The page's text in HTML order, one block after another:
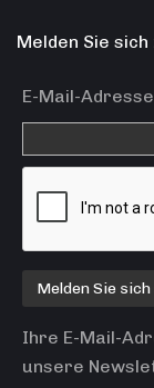
Melden Sie
E-Mail-
Ihre E-Mail-
unsere